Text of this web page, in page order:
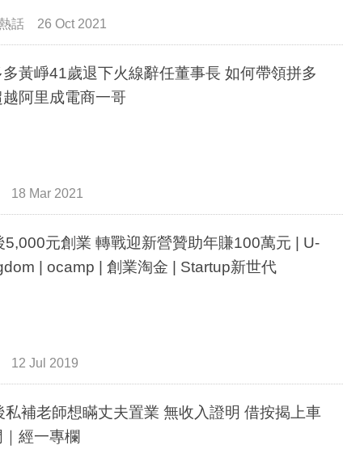
話 26 Oct 2021
黃崢41歲退下火線辭任董事長 如何帶領拼多
越阿里成電商一哥
18 Mar 2021
5,000元創業 轉戰迎新營贊助年賺100萬元 | U-
| ocamp | 創業淘金 | Startup新世代
12 Jul 2019
私補老師想瞞丈夫置業 無收入證明 借按揭上車
｜經一專欄